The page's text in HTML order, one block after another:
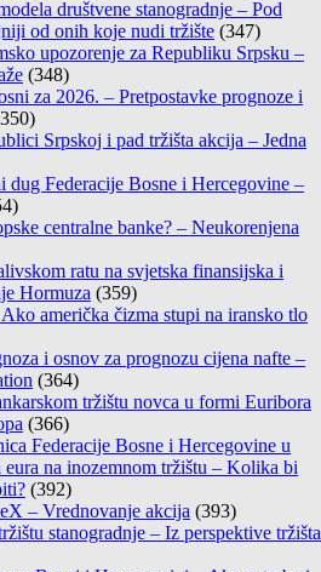
društvene stanogradnje – Pod
od onih koje nudi tržište (347)
upozorenje za Republiku Srpsku –
(348)
za 2026. – Pretpostavke prognoze i
Srpskoj i pad tržišta akcija – Jedna
dug Federacije Bosne i Hercegovine –
centralne banke? – Neukorenjena
ratu na svjetska finansijska i
Hormuza (359)
američka čizma stupi na iransko tlo
i osnov za prognozu cijena nafte –
(364)
tržištu novca u formi Euribora
(366)
Federacije Bosne i Hercegovine u
na inozemnom tržištu – Kolika bi
(392)
– Vrednovanje akcija (393)
stanogradnje – Iz perspektive tržišta